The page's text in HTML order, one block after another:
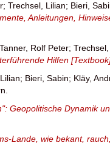
; Trechsel, Lilian; Bieri,
Anleitungen,
Tanner, Rolf Peter;
Hilfen
; Bieri, Sabin; Kläy,
Geopolitische Dynamik
Lande, wie bekant,